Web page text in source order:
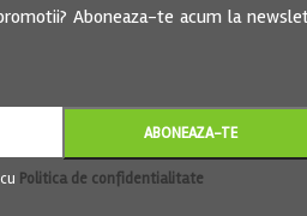
Aboneaza-te acum la
Politica de confidentialitate